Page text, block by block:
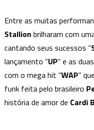
Entre as muitas
Stallion brilharam com
cantando seus sucessos “
lançamento “UP” e as
com o mega hit “WAP”
funk feita pelo brasileiro
história de amor de Cardi B